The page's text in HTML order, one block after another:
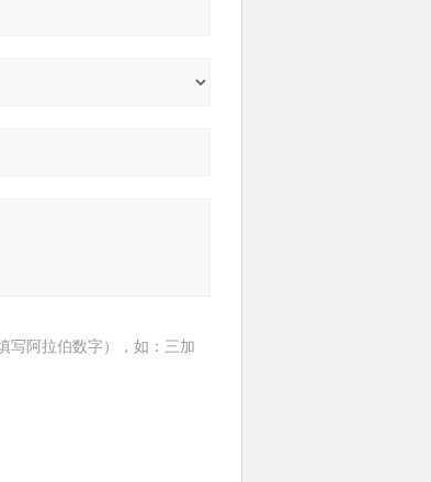
写阿拉伯数字），如：三加